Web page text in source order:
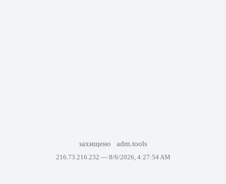
захищено adm.tools
216.73.216.232 — 8/6/2026, 4:27:54 AM